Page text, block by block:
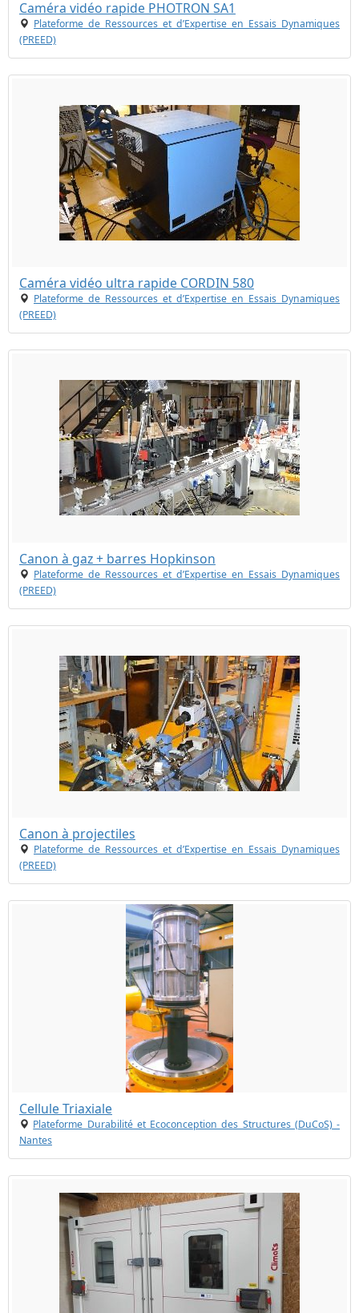
Caméra vidéo rapide PHOTRON SA1
Plateforme de Ressources et d’Expertise en Essais Dynamiques
(PREED)
Caméra vidéo ultra rapide CORDIN 580
Plateforme de Ressources et d’Expertise en Essais Dynamiques
(PREED)
Canon à gaz + barres Hopkinson
Plateforme de Ressources et d’Expertise en Essais Dynamiques
(PREED)
Canon à projectiles
Plateforme de Ressources et d’Expertise en Essais Dynamiques
(PREED)
Cellule Triaxiale
Plateforme Durabilité et Ecoconception des Structures (DuCoS) -
Nantes